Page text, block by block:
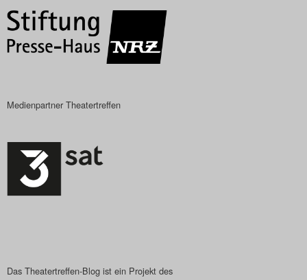
Nutzungsbedingungen
Search
Medienpartner Theatertreffen
Das Theatertreffen-Blog ist ein Projekt des